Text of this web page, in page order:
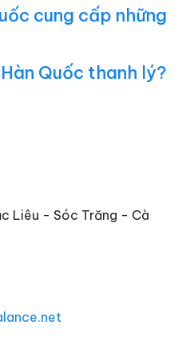
cung cấp những
Quốc thanh lý?
Liêu - Sóc Trăng - Cà